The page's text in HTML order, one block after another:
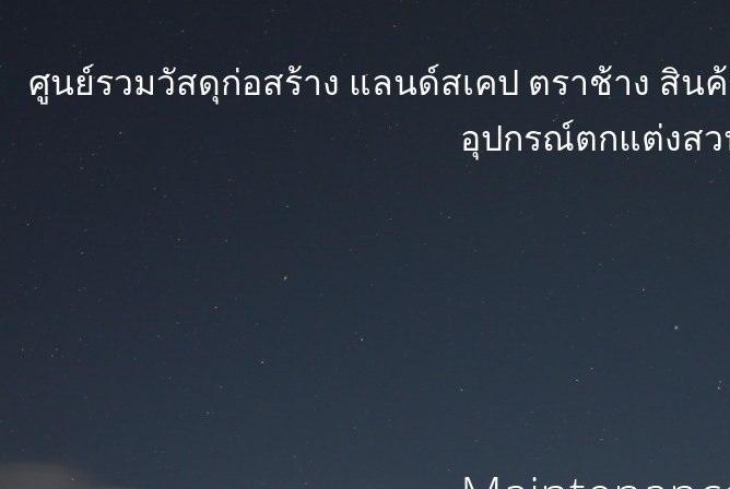
ศูนย์รวมวัสดุก่อสร้าง แลนด์สเคป ตราช้าง สิน
อุปกรณ์ตกแต่งส